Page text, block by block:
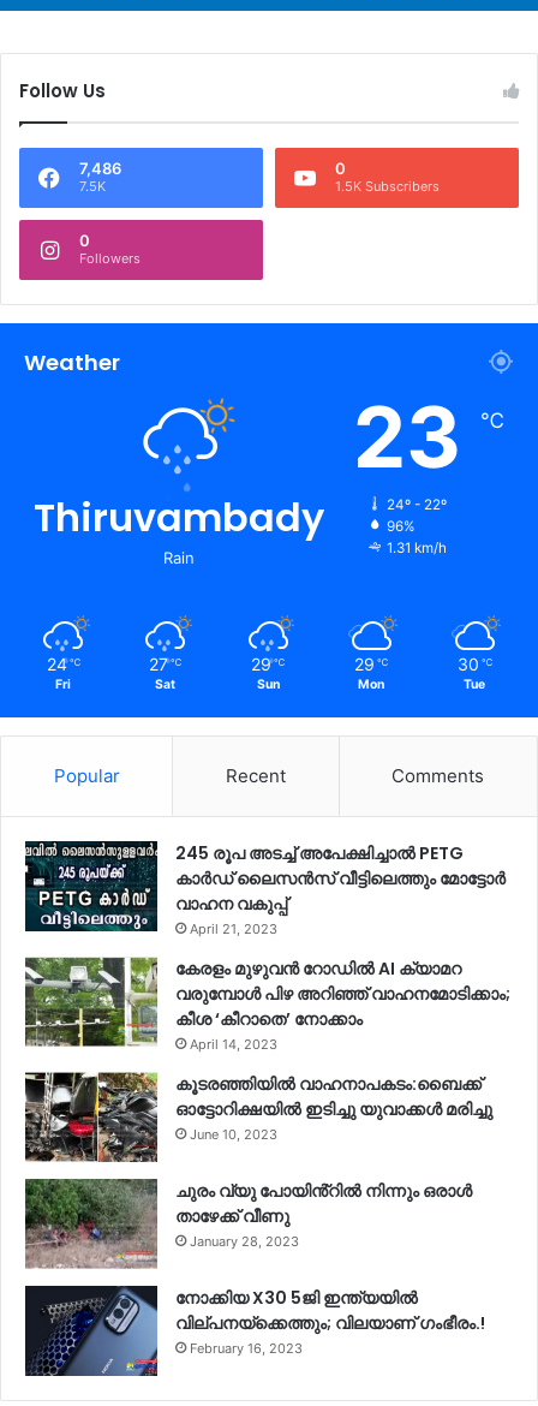
Follow Us
7,486
7.5K
0
1.5K Subscribers
0
Followers
Weather
Thiruvambady
Rain
23 ℃
24º - 22º
96%
1.31 km/h
24 ℃
Fri
27 ℃
Sat
29 ℃
Sun
29 ℃
Mon
30 ℃
Tue
Popular Recent Comments
245 രൂപ അടച്ച് അപേക്ഷിച്ചാൽ PETG
കാർഡ് ലൈസൻസ് വീട്ടിലെത്തും മോട്ടോർ
വാഹന വകുപ്പ്
April 21, 2023
കേരളം മുഴുവന്‍ റോഡില്‍ AI ക്യാമറ
വരുമ്പോള്‍ പിഴ അറിഞ്ഞ് വാഹനമോടിക്കാം;
കീശ ‘കീറാതെ’ നോക്കാം
April 14, 2023
കൂടരഞ്ഞിയിൽ വാഹനാപകടം:ബൈക്ക്
ഓട്ടോറിക്ഷയിൽ ഇടിച്ചു യുവാക്കൾ മരിച്ചു
June 10, 2023
ചുരം വ്യു പോയിൻ്റിൽ നിന്നും ഒരാൾ
താഴേക്ക് വീണു
January 28, 2023
നോക്കിയ X30 5ജി ഇന്ത്യയിൽ
വില്പനയ്ക്കെത്തും; വിലയാണ് ഗംഭീരം.!
February 16, 2023